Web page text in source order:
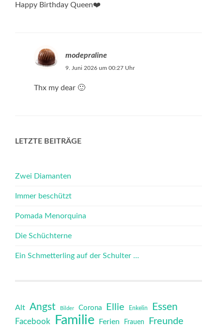
Happy Birthday Queen❤️
modepraline
9. Juni 2026 um 00:27 Uhr
Thx my dear 🙂
LETZTE BEITRÄGE
Zwei Diamanten
Immer beschützt
Pomada Menorquina
Die Schüchterne
Ein Schmetterling auf der Schulter …
Alt Angst Bilder Corona Ellie Enkelin Essen
Facebook Familie Ferien Frauen Freunde